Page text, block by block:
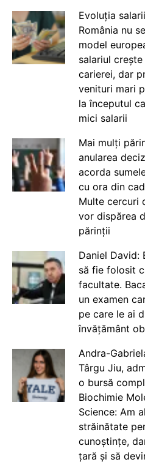
Evoluția
România nu
model
salariul
carierei, dar
venituri mari
la începutul
mici salarii
Mai mulți
anularea
acorda
cu ora din
Multe cercuri
vor dispărea
părinții
Daniel David:
să fie folosit
facultate.
un examen
pe care le ai
învățământ
Andra-
Târgu Jiu,
o bursă
Biochimie
Science: Am
străinătate
cunoștințe,
țară și să